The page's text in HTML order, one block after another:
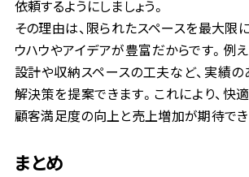
依頼するようにしましょう。
その理由は、限られたスペースを最大限
ウハウやアイデアが豊富だからです。例
設計や収納スペースの工夫など、実績
解決策を提案できます。これにより、快
顧客満足度の向上と売上増加が期待でき
まとめ